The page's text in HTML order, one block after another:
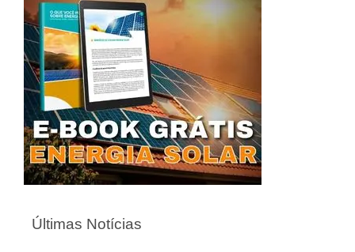
Últimas Notícias